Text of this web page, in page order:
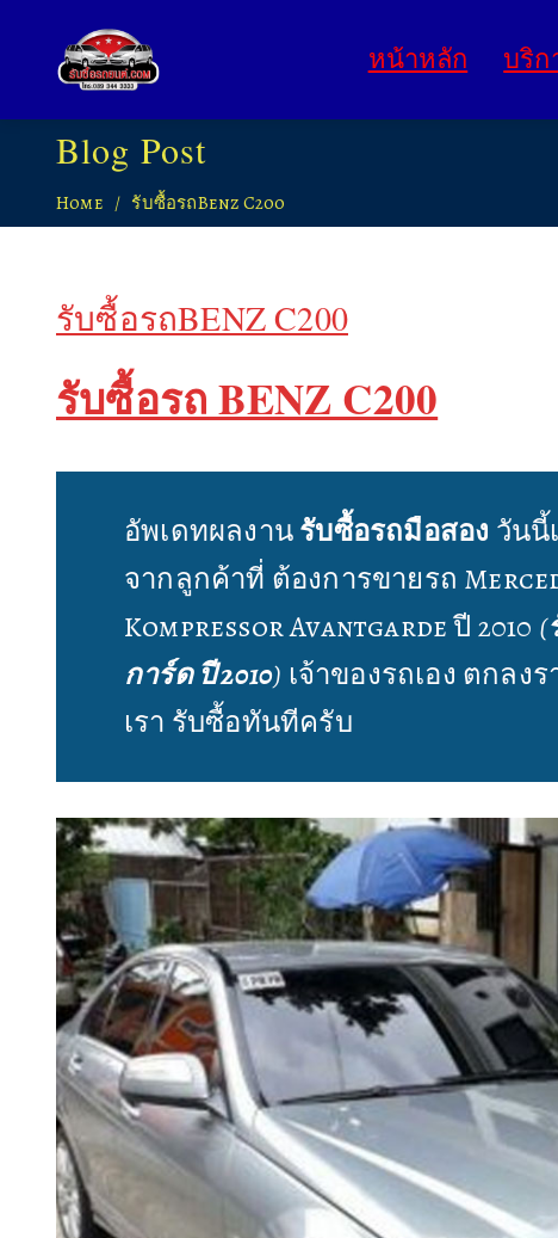
หน้าหลัก บริก
Blog Post
Home รับซื้อรถBenz C200
รับซื้อรถBENZ C200
รับซื้อรถ BENZ C200
อัพเดทผลงานรับซื้อรถมือสอง วันนี้
จากลูกค้าที่ ต้องการขายรถ
Kompressor Avantgarde ปี 2010 (
การ์ด ปี 2010) เจ้าของรถเอง ตกลง
เรา รับซื้อทันทีครับ